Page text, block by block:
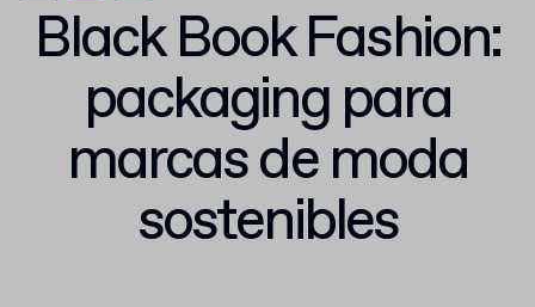
Black Book Fashion:
packaging para
marcas de moda
sostenibles